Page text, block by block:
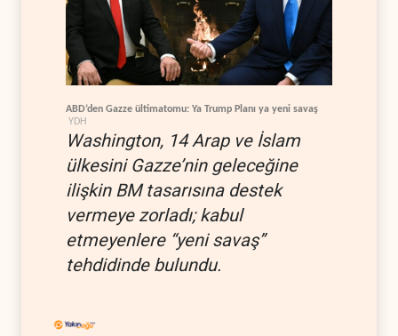
ABD’den Gazze ültimatomu: Ya Trump Planı ya yeni savaş
YDH
Washington, 14 Arap ve İslam
ülkesini Gazze’nin geleceğine
ilişkin BM tasarısına destek
vermeye zorladı; kabul
etmeyenlere “yeni savaş”
tehdidinde bulundu.